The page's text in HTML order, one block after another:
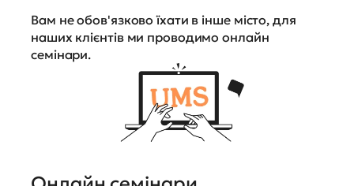
Вам не обов'язково їхати в інше місто, для
наших клієнтів ми проводимо онлайн
семінари.